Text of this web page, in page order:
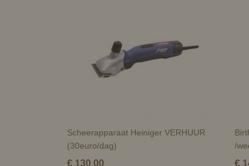
Scheerapparaat Heiniger VERHUUR
(30euro/dag)
€ 130,00
/
€